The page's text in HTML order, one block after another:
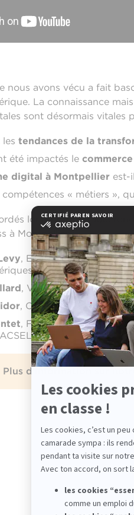
nous avons vécu a fait
La connaissance
sont désormais vitales
tendances de la
été impactés le commerce
digital à Montpellier est-
« métiers »,
lors de cette table
à Montpellier :
, Ex-responsable de la
, Vice président de
, CEO de JVWEB &
, Fondateur-Directeur
Plus d'information sur